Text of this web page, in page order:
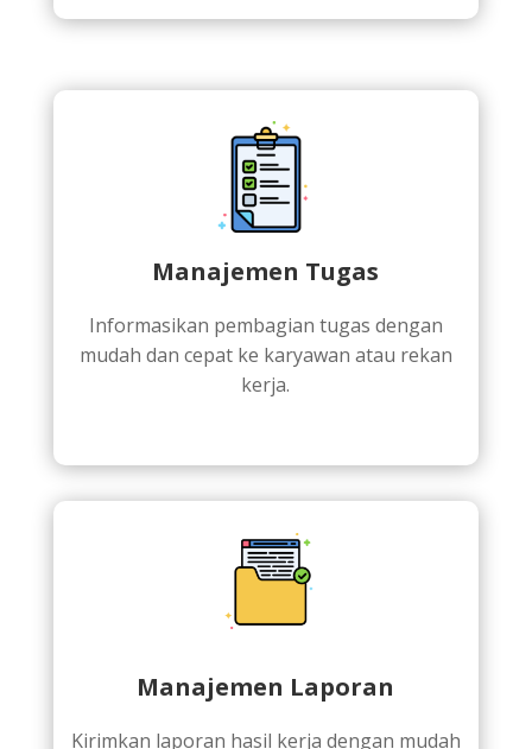
Manajemen Tugas
Informasikan pembagian tugas dengan
mudah dan cepat ke karyawan atau rekan
kerja.
Manajemen Laporan
Kirimkan laporan hasil kerja dengan mudah